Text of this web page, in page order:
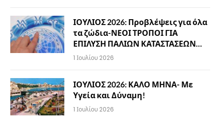
ΙΟΥΛΙΟΣ 2026: Προβλέψεις για όλα
τα ζώδια-ΝΕΟΙ ΤΡΟΠΟΙ ΓΙΑ
ΕΠΙΛΥΣΗ ΠΑΛΙΩΝ ΚΑΤΑΣΤΑΣΕΩΝ…
1 Ιουλίου 2026
ΙΟΥΛΙΟΣ 2026: ΚΑΛΟ ΜΗΝΑ- Με
Υγεία και Δύναμη!
1 Ιουλίου 2026